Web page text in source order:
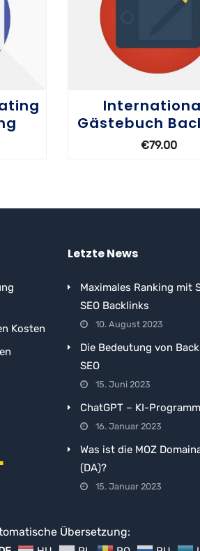
OPTIONEN WÄHLEN
Gästebuch
€79.00
Kosten
Letzte News
Maximales Ranking mit
SEO Backlinks
10. August 2023
Die Bedeutung von
SEO
15. Juni 2023
ChatGPT – KI-
16. Januar 2023
Was ist die MOZ
(DA)?
15. Januar 2023
Übersetzung: